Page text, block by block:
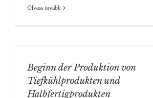
Olvass tovább
Beginn der Produktion von
Tiefkühlprodukten und
Halbfertigprodukten